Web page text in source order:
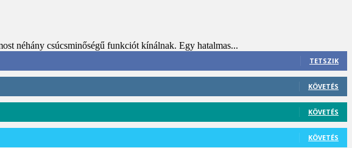
néhány csúcsminőségű funkciót kínálnak. Egy hatalmas...
TETSZIK
KÖVETÉS
KÖVETÉS
KÖVETÉS